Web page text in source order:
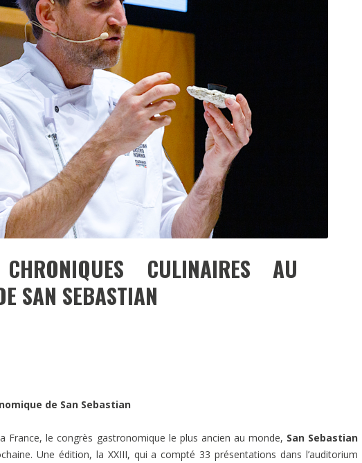
CULINAIRES AU
SAN SEBASTIAN
de San Sebastian
France, le congrès gastronomique le plus ancien au monde, San Sebastian
Une édition, la XXIII, qui a compté 33 présentations dans l’auditorium